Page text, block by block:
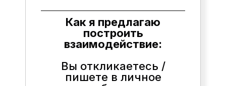
Как я предлагаю
построить
взаимодействие:
Вы откликаетесь /
пишете в личное